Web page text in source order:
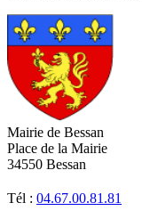
Mairie de Bessan
Place de la Mairie
34550 Bessan
Tél : 04.67.00.81.81